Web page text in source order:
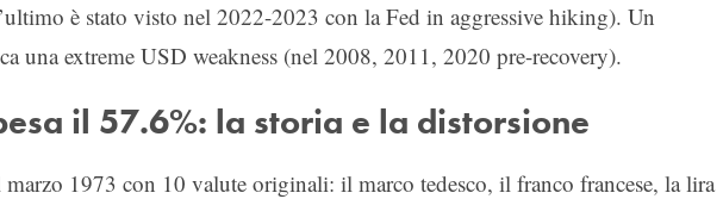
è stato visto nel 2022-2023 con la Fed in aggressive hiking). Un
una extreme USD weakness (nel 2008, 2011, 2020 pre-recovery).
il 57.6%: la storia e la distorsione
1973 con 10 valute originali: il marco tedesco, il franco francese, la lira